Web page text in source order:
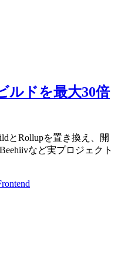
ルドを最大30倍
とRollupを置き換え、開
など実プロジェクト